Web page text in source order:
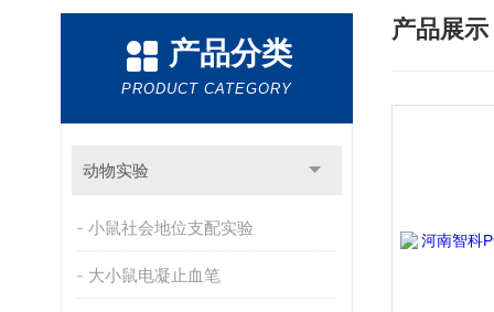
产品分类
PRODUCT CATEGORY
动物实验
小鼠社会地位支配实验
大小鼠电凝止血笔
产品展示